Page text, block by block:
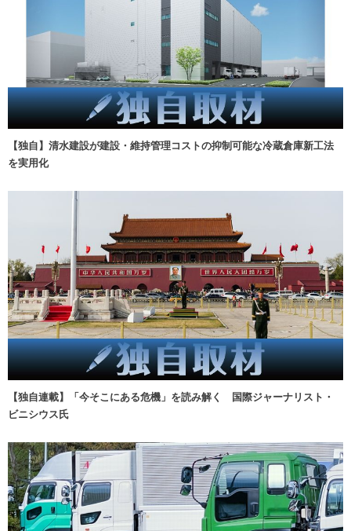
【独自】清水建設が建設・維持管理コストの抑制可能な冷蔵倉庫新工法
を実用化
【独自連載】「今そこにある危機」を読み解く 国際ジャーナリスト・
ビニシウス氏